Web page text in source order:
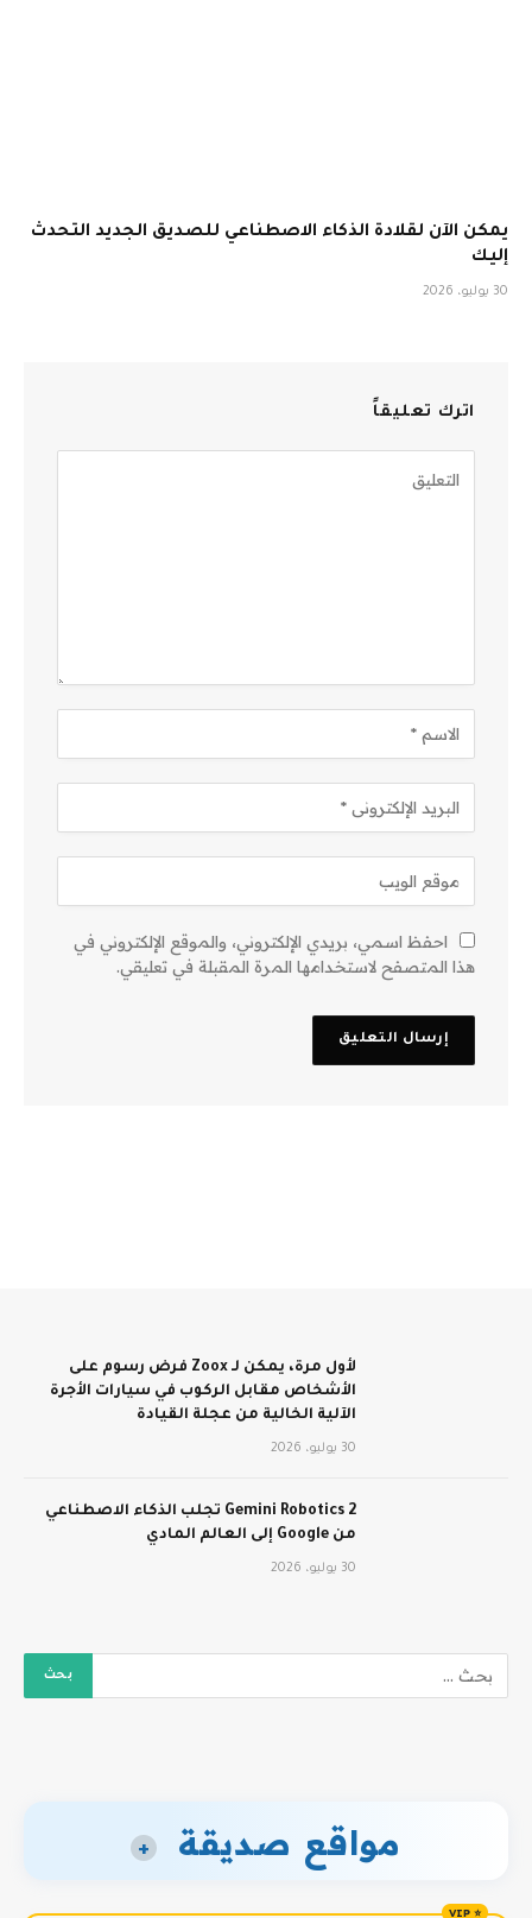
يمكن الآن لقلادة الذكاء الاصطناعي للصديق الجديد التحدث
إليك
30 يوليو، 2026
اترك تعليقاً
احفظ اسمي، بريدي الإلكتروني، والموقع الإلكتروني في
هذا المتصفح لاستخدامها المرة المقبلة في تعليقي.
لأول مرة، يمكن لـ Zoox فرض رسوم على
الأشخاص مقابل الركوب في سيارات الأجرة
الآلية الخالية من عجلة القيادة
30 يوليو، 2026
Gemini Robotics 2 تجلب الذكاء الاصطناعي
من Google إلى العالم المادي
30 يوليو، 2026
مواقع صديقة +